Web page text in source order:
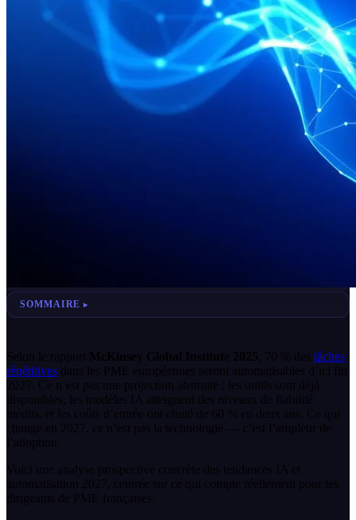
SOMMAIRE
Selon le rapport McKinsey Global Institute 2025 , 70 % des tâches
répétitives dans les PME européennes seront automatisables d’ici fin
2027. Ce n’est pas une projection abstraite : les outils sont déjà
disponibles, les modèles IA atteignent des niveaux de fiabilité
inédits, et les coûts d’entrée ont chuté de 60 % en deux ans. Ce qui
change en 2027, ce n’est pas la technologie — c’est l’ampleur de
l’adoption.
Voici une analyse prospective concrète des tendances IA et
automatisation 2027, centrée sur ce qui compte réellement pour les
dirigeants de PME françaises.